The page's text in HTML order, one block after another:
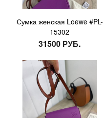
Сумка женская Loewe #PL-
15302
31500 РУБ.